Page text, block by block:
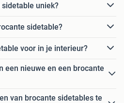
uniek?
sidetable?
voor in je interieur?
een nieuwe en een brocante
van brocante sidetables te